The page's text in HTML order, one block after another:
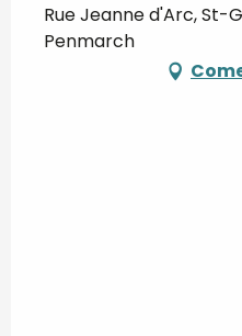
Rue Jeanne d'Arc, St-
Penmarch